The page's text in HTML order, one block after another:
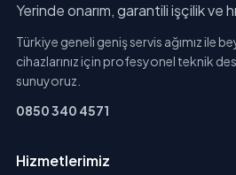
Yerinde onarım, garantili işçilik ve
Türkiye geneli geniş servis ağımız ile
cihazlarınız için profesyonel teknik
sunuyoruz.
0850 340 4571
Hizmetlerimiz